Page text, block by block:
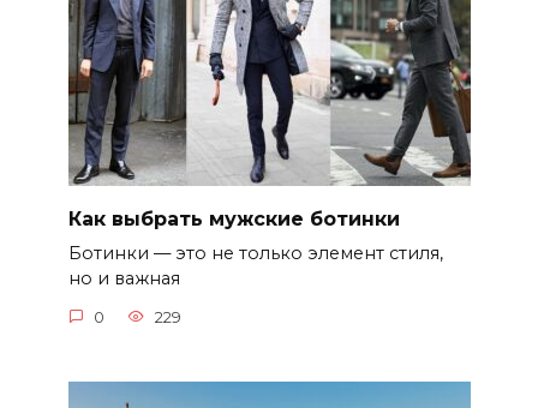
Как выбрать мужские ботинки
Ботинки — это не только элемент стиля,
но и важная
0 229